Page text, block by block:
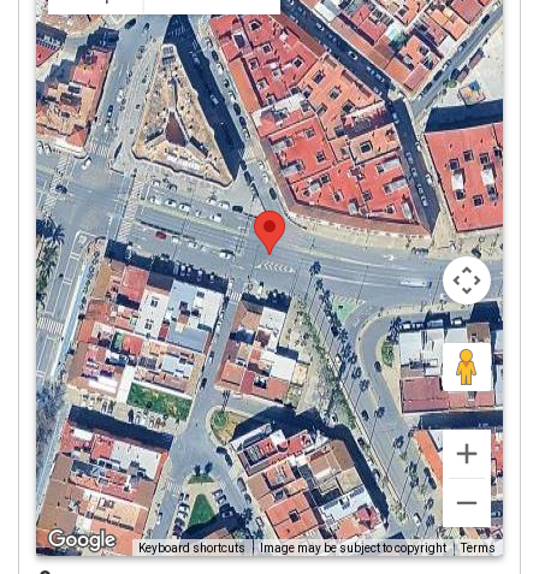
Keyboard shortcuts Image may be subject to copyright Terms